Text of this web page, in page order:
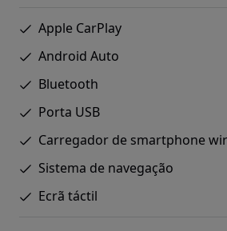
Apple CarPlay
Android Auto
Bluetooth
Porta USB
Carregador de smartphone
Sistema de navegação
Ecrã táctil